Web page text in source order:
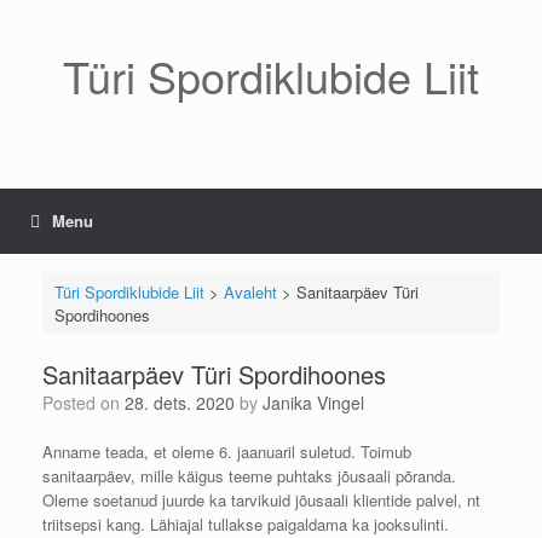
Türi Spordiklubide Liit
Menu
Türi Spordiklubide Liit> Avaleht> Sanitaarpäev Türi
Spordihoones
Sanitaarpäev Türi Spordihoones
Posted on 28. dets. 2020 by Janika Vingel
Anname teada, et oleme 6. jaanuaril suletud. Toimub
sanitaarpäev, mille käigus teeme puhtaks jõusaali põranda.
Oleme soetanud juurde ka tarvikuid jõusaali klientide palvel, nt
triitsepsi kang. Lähiajal tullakse paigaldama ka jooksulinti.